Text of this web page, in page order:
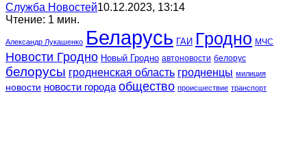
Служба Новостей10.12.2023, 13:14
Чтение: 1 мин.
Александр Лукашенко Беларусь ГАИ Гродно МЧС
Новости Гродно Новый Гродно автоновости белорус
белорусы гродненская область гродненцы милиция
новости новости города общество происшествие транспорт